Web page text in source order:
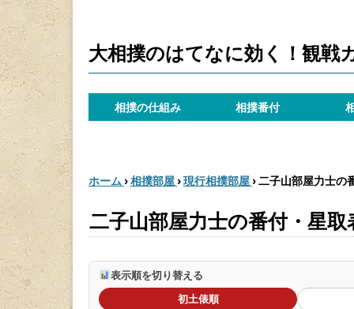
大相撲のはてなに効く！観戦
相撲の仕組み 相撲番付
ホーム ›相撲部屋 ›現行相撲部屋 ›二子山部屋力士の
二子山部屋力士の番付・星
表示順を切り替える
初土俵順